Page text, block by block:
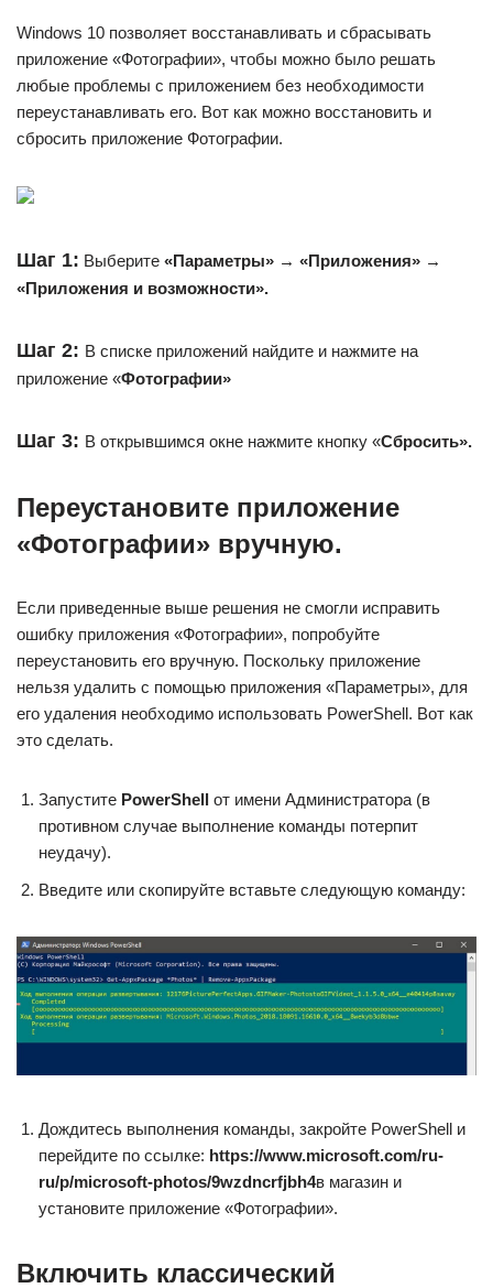
Windows 10 позволяет восстанавливать и сбрасывать
приложение «Фотографии», чтобы можно было решать
любые проблемы с приложением без необходимости
переустанавливать его. Вот как можно восстановить и
сбросить приложение Фотографии.
Шаг 1: Выберите «Параметры» → «Приложения» →
«Приложения и возможности».
Шаг 2: В списке приложений найдите и нажмите на
приложение «Фотографии»
Шаг 3: В открывшимся окне нажмите кнопку «Сбросить».
Переустановите приложение
«Фотографии» вручную.
Если приведенные выше решения не смогли исправить
ошибку приложения «Фотографии», попробуйте
переустановить его вручную. Поскольку приложение
нельзя удалить с помощью приложения «Параметры», для
его удаления необходимо использовать PowerShell. Вот как
это сделать.
Запустите PowerShell от имени Администратора (в
противном случае выполнение команды потерпит
неудачу).
Введите или скопируйте вставьте следующую команду:
Дождитесь выполнения команды, закройте PowerShell и
перейдите по ссылке: https://www.microsoft.com/ru-
ru/p/microsoft-photos/9wzdncrfjbh4в магазин и
установите приложение «Фотографии».
Включить классический